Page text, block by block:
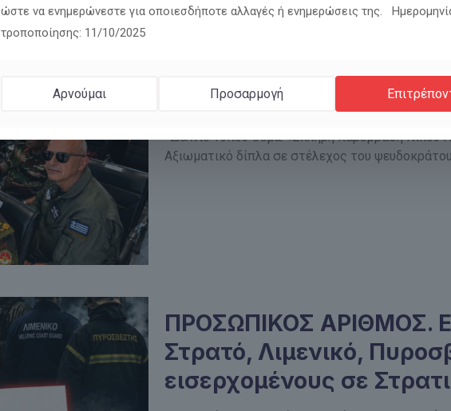
Σκληρή παρέμβαση
εικόνα ντροπής με
στέλεχος του
Ερώτησης στον
Δελτίο Τύπου Θέμα: «Σκληρή παρέμβαση Νίκου
Αξιωματικό δίπλα σε στέλεχος του
ΠΡΟΣΩΠΙΚΟΣ ΑΡΙΘΜΟΣ.
Στρατό, Λιμενικό,
εισερχομένους σε
ώστε να ενημερώνεστε για οποιεσδήποτε αλλαγές ή ενημερώσεις της.
τροποποίησης: 11/10/2025
Αρνούμαι Προσαρμογή